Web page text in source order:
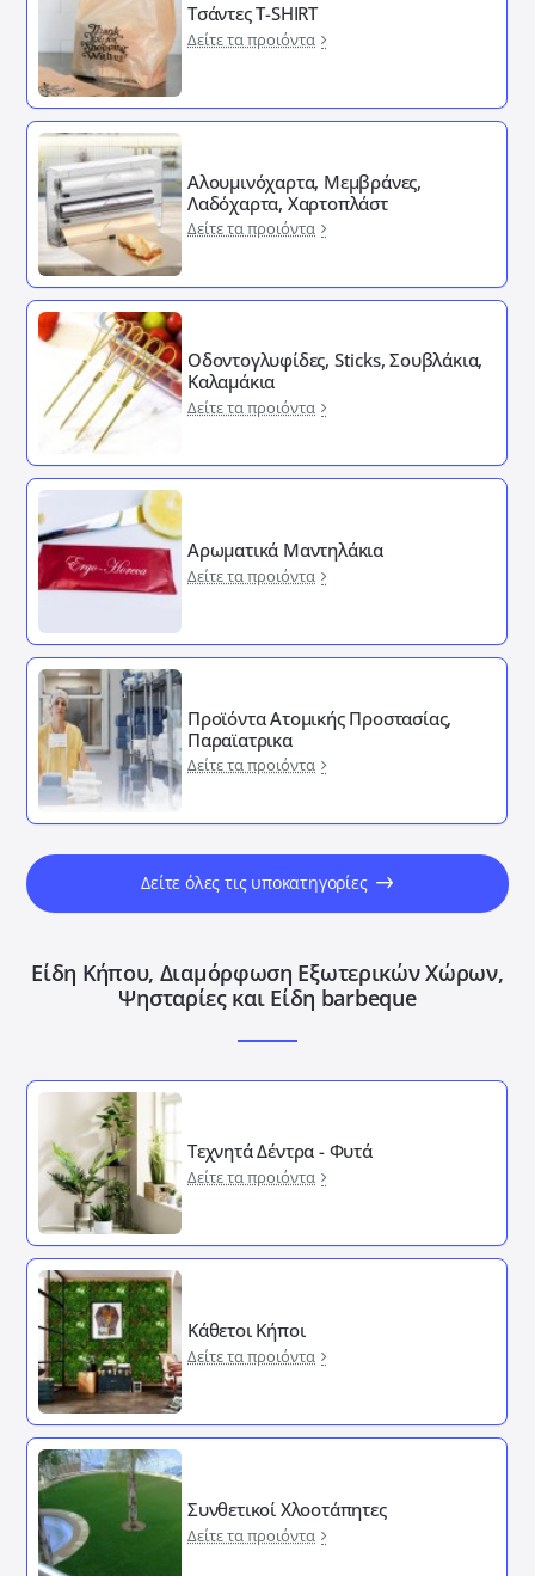
Τσάντες T-SHIRT
Δείτε τα προιόντα
Αλουμινόχαρτα, Μεμβράνες,
Λαδόχαρτα, Χαρτοπλάστ
Δείτε τα προιόντα
Οδοντογλυφίδες, Sticks, Σουβλάκια,
Καλαμάκια
Δείτε τα προιόντα
Αρωματικά Μαντηλάκια
Δείτε τα προιόντα
Προϊόντα Ατομικής Προστασίας,
Παραϊατρικα
Δείτε τα προιόντα
Δείτε όλες τις υποκατηγορίες
Είδη Κήπου, Διαμόρφωση Εξωτερικών Xώρων,
Ψησταρίες και Είδη barbeque
Τεχνητά Δέντρα - Φυτά
Δείτε τα προιόντα
Κάθετοι Κήποι
Δείτε τα προιόντα
Συνθετικοί Χλοοτάπητες
Δείτε τα προιόντα